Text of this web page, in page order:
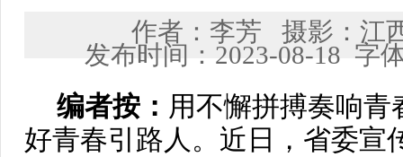
作者： 李芳 摄影： 江
发布时间： 2023-08-18 字
编者按： 用不懈拼搏奏响
好青春引路人。近日，省委宣